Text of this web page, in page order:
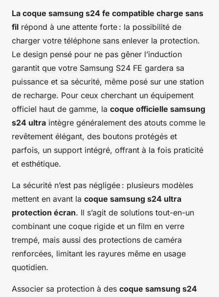
La coque samsung s24 fe compatible charge sans
fil répond à une attente forte : la possibilité de
charger votre téléphone sans enlever la protection.
Le design pensé pour ne pas gêner l’induction
garantit que votre Samsung S24 FE gardera sa
puissance et sa sécurité, même posé sur une station
de recharge. Pour ceux cherchant un équipement
officiel haut de gamme, la coque officielle samsung
s24 ultra intègre généralement des atouts comme le
revêtement élégant, des boutons protégés et
parfois, un support intégré, offrant à la fois praticité
et esthétique.
La sécurité n’est pas négligée : plusieurs modèles
mettent en avant la coque samsung s24 ultra
protection écran. Il s’agit de solutions tout-en-un
combinant une coque rigide et un film en verre
trempé, mais aussi des protections de caméra
renforcées, limitant les rayures même en usage
quotidien.
Associer sa protection à des coque samsung s24